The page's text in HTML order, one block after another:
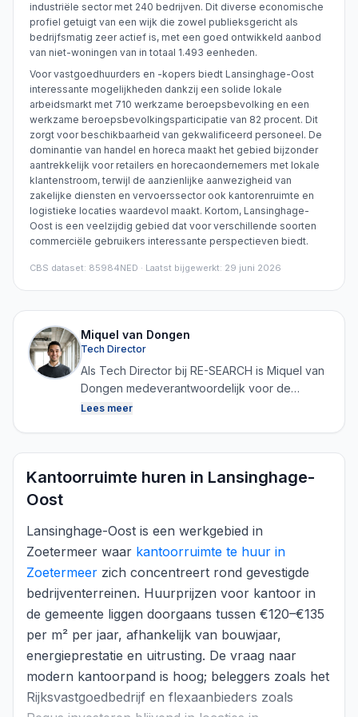
industriële sector met 240 bedrijven. Dit diverse economische
profiel getuigt van een wijk die zowel publieksgericht als
bedrijfsmatig zeer actief is, met een goed ontwikkeld aanbod
van niet-woningen van in totaal 1.493 eenheden.
Voor vastgoedhuurders en -kopers biedt Lansinghage-Oost
interessante mogelijkheden dankzij een solide lokale
arbeidsmarkt met 710 werkzame beroepsbevolking en een
werkzame beroepsbevolkingsparticipatie van 82 procent. Dit
zorgt voor beschikbaarheid van gekwalificeerd personeel. De
dominantie van handel en horeca maakt het gebied bijzonder
aantrekkelijk voor retailers en horecaondernemers met lokale
klantenstroom, terwijl de aanzienlijke aanwezigheid van
zakelijke diensten en vervoerssector ook kantorenruimte en
logistieke locaties waardevol maakt. Kortom, Lansinghage-
Oost is een veelzijdig gebied dat voor verschillende soorten
commerciële gebruikers interessante perspectieven biedt.
CBS dataset: 85984NED · Laatst bijgewerkt: 29 juni 2026
Miquel van Dongen
Tech Director
Als Tech Director bij RE-SEARCH is Miquel van
Dongen medeverantwoordelijk voor de
ontwikkeling van het platform en het
continu betrouwbare en actuele marktdata kan
Lees meer
Kantoorruimte huren in Lansinghage-
Oost
Lansinghage-Oost is een werkgebied in
Zoetermeer waar kantoorruimte te huur in
Zoetermeer zich concentreert rond gevestigde
bedrijventerreinen. Huurprijzen voor kantoor in
de gemeente liggen doorgaans tussen €120–€135
per m² per jaar, afhankelijk van bouwjaar,
energieprestatie en uitrusting. De vraag naar
modern kantoorpand is hoog; beleggers zoals het
Rijksvastgoedbedrijf en flexaanbieders zoals